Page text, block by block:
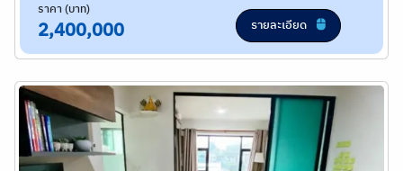
ราคา (บาท)
2,400,000 รายละเอียด